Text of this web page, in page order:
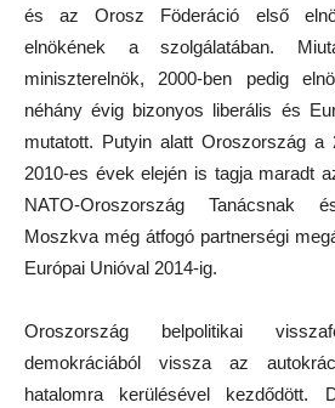
és az Orosz Föderáció első
elnökének a szolgálatában.
miniszterelnök, 2000-ben pedig
néhány évig bizonyos liberális és
mutatott. Putyin alatt Oroszország
2010-es évek elején is tagja maradt
NATO-Oroszország Tanácsnak
Moszkva még átfogó partnerségi
Európai Unióval 2014-ig.
Oroszország belpolitikai
demokráciából vissza az
hatalomra kerülésével